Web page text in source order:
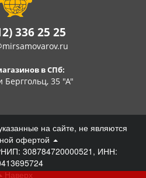
336 25 25
в СПб:
Берггольц, 35 "А"
на сайте, не являются
офертой
308784720000521, ИНН:
Наверх